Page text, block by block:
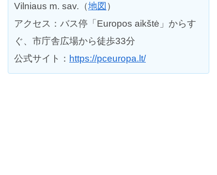
Vilniaus m. sav.（地図 ）
アクセス：バス停「Europos aikštė」からす
ぐ、市庁舎広場から徒歩33分
公式サイト： https://pceuropa.lt/